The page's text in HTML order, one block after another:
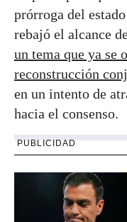
prórroga del
rebajó el alcance
un tema que ya se
reconstrucción
en un intento de
hacia el consenso.
PUBLICIDAD